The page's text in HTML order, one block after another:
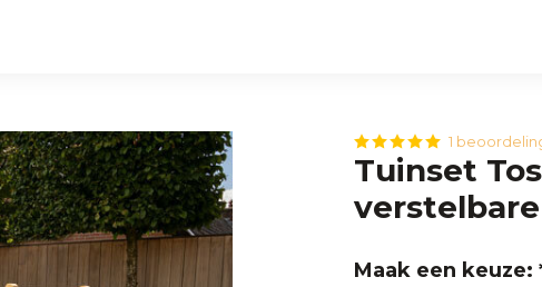
1
Tuinset
Maak een keuze: